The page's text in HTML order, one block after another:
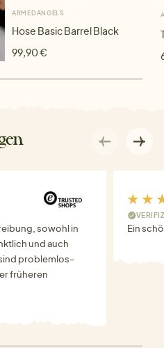
ARMEDANGELS
Hose Basic Barrel Black
99,90 €
sowohl in
und auch
problemlos-
früheren
Ein